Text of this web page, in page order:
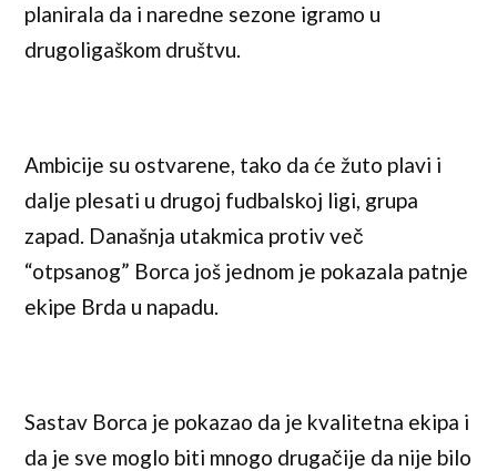
planirala da i naredne sezone igramo u
drugoligaškom društvu.
Ambicije su ostvarene, tako da će žuto plavi i
dalje plesati u drugoj fudbalskoj ligi, grupa
zapad. Današnja utakmica protiv več
“otpsanog” Borca još jednom je pokazala patnje
ekipe Brda u napadu.
Sastav Borca je pokazao da je kvalitetna ekipa i
da je sve moglo biti mnogo drugačije da nije bilo